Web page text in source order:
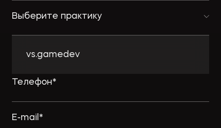
Выберите практику
vs.gamedev